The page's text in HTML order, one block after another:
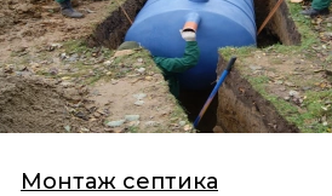
Монтаж септика